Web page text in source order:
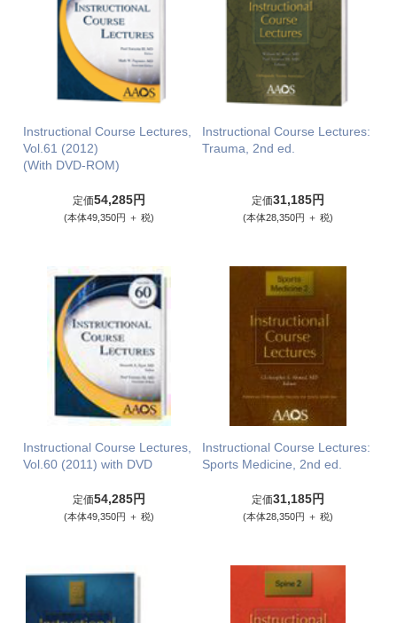
Instructional Course Lectures,
Vol.61 (2012)
(With DVD-ROM)
定価54,285円
(本体49,350円 ＋ 税)
Instructional Course Lectures:
Trauma, 2nd ed.
定価31,185円
(本体28,350円 ＋ 税)
Instructional Course Lectures,
Vol.60 (2011) with DVD
定価54,285円
(本体49,350円 ＋ 税)
Instructional Course Lectures:
Sports Medicine, 2nd ed.
定価31,185円
(本体28,350円 ＋ 税)